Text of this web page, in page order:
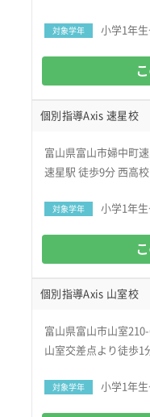
対象学年 小学1年
個別指導Axis 速星校
富山県富山市婦中町
速星駅 徒歩9分 西高
対象学年 小学1年
個別指導Axis 山室校
富山県富山市山室
山室交差点より徒歩1
対象学年 小学1年